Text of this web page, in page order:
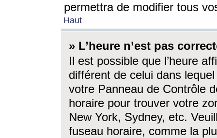
permettra de modifier tous
Haut
» L’heure n’est pas
Il est possible que l’heure
différent de celui dans
votre Panneau de Contrôle
horaire pour trouver votre
New York, Sydney, etc.
fuseau horaire, comme la